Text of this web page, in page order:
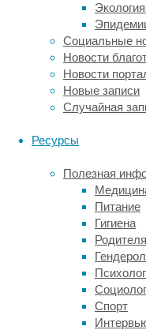
Социальные
Новости
Новости
Новые записи
Случайная
Ресурсы
Полезная
Питание
Гигиена
Спорт
дают
реального
о
том,
что
регулярной
физической
активности.
Вместо
специалисты
решили
прибегнуть